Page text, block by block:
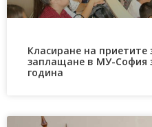
Класиране на приетите
заплащане в МУ-София
година